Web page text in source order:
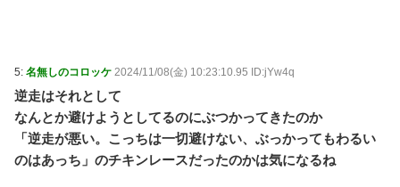
5: 名無しのコロッケ 2024/11/08(金) 10:23:10.95 ID:jYw4q
逆走はそれとして
なんとか避けようとしてるのにぶつかってきたのか
「逆走が悪い。こっちは一切避けない、ぶっかってもわるい
のはあっち」のチキンレースだったのかは気になるね